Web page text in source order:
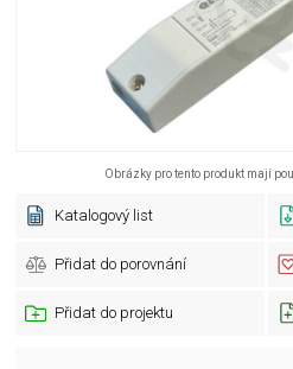
Obrázky pro tento produkt mají
Katalogový list
Přidat do porovnání
Přidat do projektu